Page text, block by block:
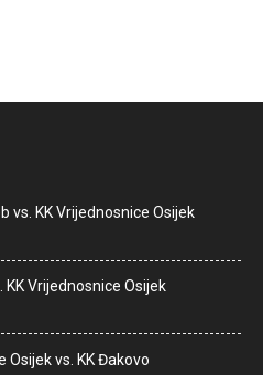
vs. KK Vrijednosnice Osijek
KK Vrijednosnice Osijek
Osijek vs. KK Đakovo